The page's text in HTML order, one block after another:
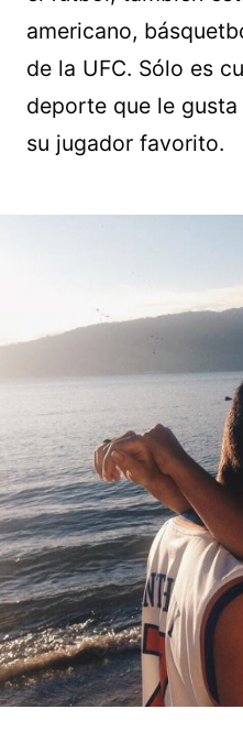
americano,
de la UFC. Sólo es
deporte que le
su jugador favorito.